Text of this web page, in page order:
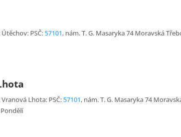
PSČ:57101, nám. T. G. Masaryka 74 Moravská
Lhota: PSČ:57101, nám. T. G. Masaryka 74